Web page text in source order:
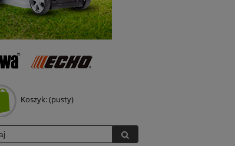
Koszyk:(pusty)